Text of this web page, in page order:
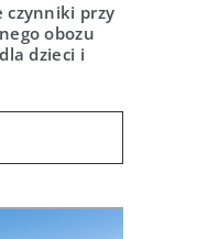
czynniki przy
obozu
dzieci i